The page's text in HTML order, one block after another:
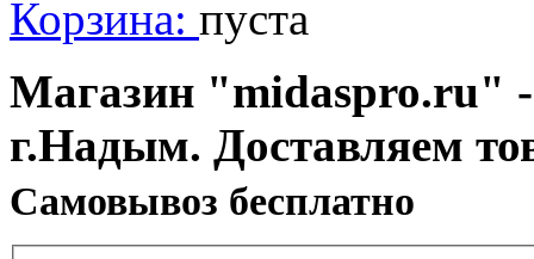
Корзина: пуста
Магазин "midaspro.ru" -
г.Надым. Доставляем
Cамовывоз бесплатно